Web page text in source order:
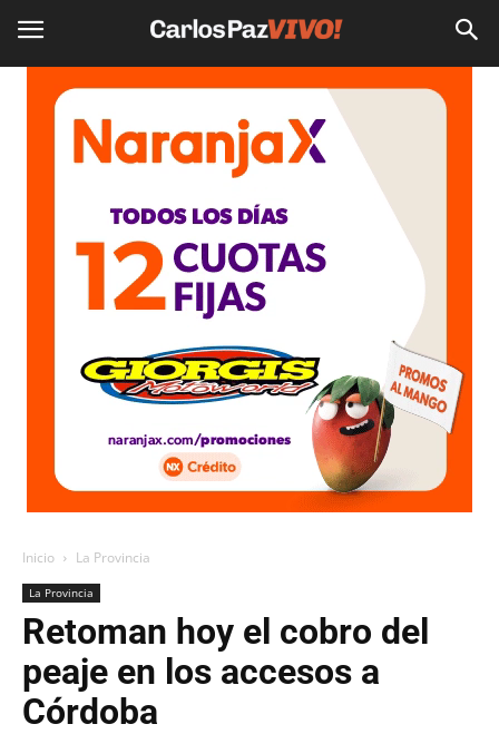
Inicio La Provincia
La Provincia
Retoman hoy el cobro del
peaje en los accesos a
Córdoba